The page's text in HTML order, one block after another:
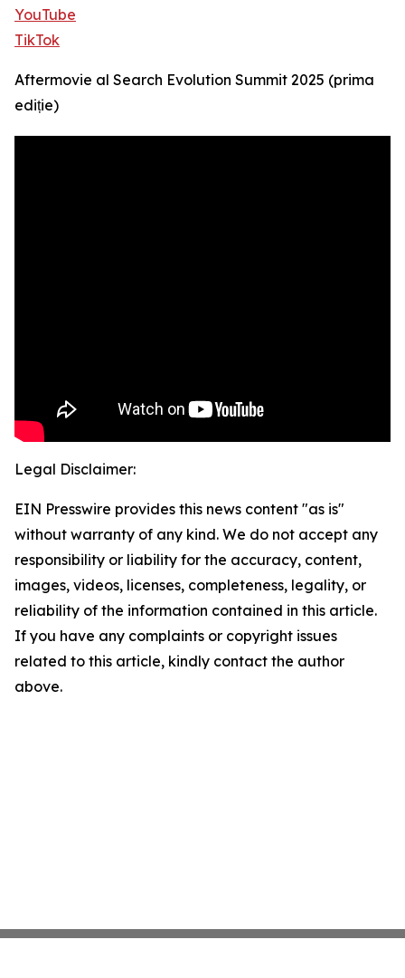
YouTube
TikTok
Aftermovie al Search Evolution Summit 2025 (prima
ediție)
Legal Disclaimer:
EIN Presswire provides this news content "as is"
without warranty of any kind. We do not accept any
responsibility or liability for the accuracy, content,
images, videos, licenses, completeness, legality, or
reliability of the information contained in this article.
If you have any complaints or copyright issues
related to this article, kindly contact the author
above.